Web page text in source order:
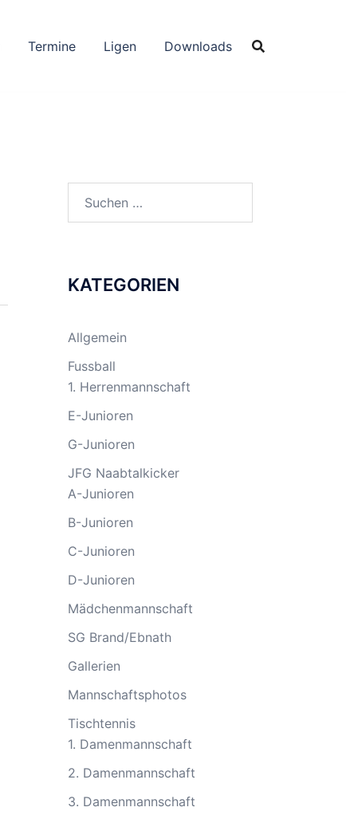
Termine Ligen Downloads
KATEGORIEN
Allgemein
Fussball
1. Herrenmannschaft
E-Junioren
G-Junioren
JFG Naabtalkicker
A-Junioren
B-Junioren
C-Junioren
D-Junioren
Mädchenmannschaft
SG Brand/Ebnath
Gallerien
Mannschaftsphotos
Tischtennis
1. Damenmannschaft
2. Damenmannschaft
3. Damenmannschaft